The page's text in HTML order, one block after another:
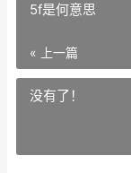
5f是何意思
« 上一篇
没有了！